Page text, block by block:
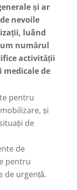
și ar
nevoile
luând
numărul
activității
medicale de
pentru
și
de
de
pentru
de urgență.